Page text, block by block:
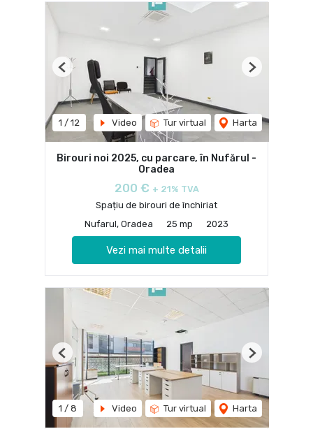
1 / 12 Video Tur virtual Harta
Previous Next
Birouri noi 2025, cu parcare, în Nufărul -
Oradea
200 € + 21% TVA
Spațiu de birouri de închiriat
Nufarul, Oradea
25 mp 2023
Vezi mai multe detalii
1 / 8 Video Tur virtual Harta
Previous Next